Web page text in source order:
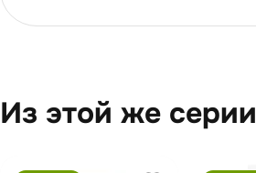
Из этой же серии